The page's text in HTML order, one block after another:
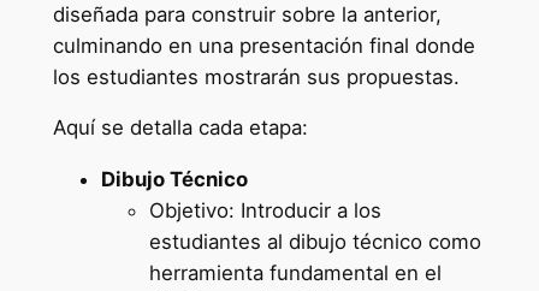
diseñada para construir sobre la anterior,
culminando en una presentación final donde
los estudiantes mostrarán sus propuestas.
Aquí se detalla cada etapa:
Dibujo Técnico
Objetivo: Introducir a los
estudiantes al dibujo técnico como
herramienta fundamental en el